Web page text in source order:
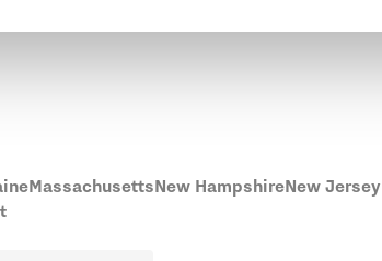
MassachusettsNew HampshireNew Jersey